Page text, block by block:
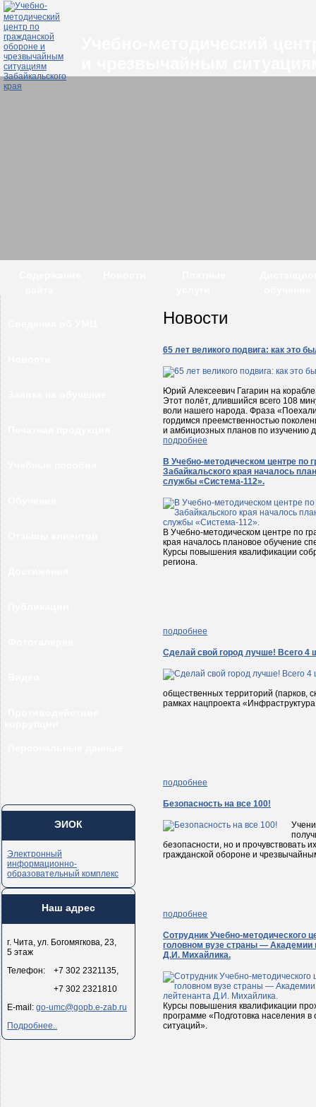
ЭИОК
Электронный
информационно-
образовательный комплекс
Наш адрес
г. Чита, ул. Богомягкова, 23,
5 этаж
Телефон: +7 302 2321135,
+7 302 2321810
E-mail: go-umc@gopb.e-zab.ru
Подробнее..
Новости
65 лет великого подвига: как это
Юрий Алексеевич Гагарин на
Этот полёт, длившийся всего 108
воли нашего народа. Фраза
гордимся преемственностью
и амбициозных планов по изучению
подробнее
В Учебно-методическом центре по
Забайкальского края началось
службы «Система-112».
В Учебно-методическом центре по
края началось плановое обучение
Курсы повышения квалификации
региона.
подробнее
Сделай свой город лучше! Всего 4
общественных территорий (парков,
рамках нацпроекта
подробнее
Безопасность на все 100!
безопасности, но и прочувствовать
гражданской обороне и
подробнее
Сотрудник Учебно-методического
головном вузе страны — Академии
Д.И. Михайлика.
Курсы повышения квалификации
программе «Подготовка населения
ситуаций».